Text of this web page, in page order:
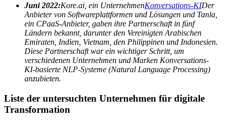
Juni 2022:Kore.ai, ein UnternehmenKonversations-KIDer
Anbieter von Softwareplattformen und Lösungen und Tanla,
ein CPaaS-Anbieter, gaben ihre Partnerschaft in fünf
Ländern bekannt, darunter den Vereinigten Arabischen
Emiraten, Indien, Vietnam, den Philippinen und Indonesien.
Diese Partnerschaft war ein wichtiger Schritt, um
verschiedenen Unternehmen und Marken Konversations-
KI-basierte NLP-Systeme (Natural Language Processing)
anzubieten.
Liste der untersuchten Unternehmen für digitale
Transformation